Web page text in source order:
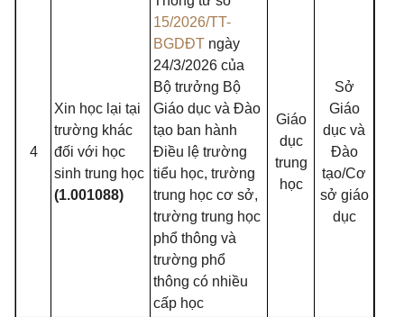
4
Xin học lại tại
trường khác
đối với học
sinh trung học
(1.001088)
15/2026/TT-
BGDĐT ngày
24/3/2026 của
Bộ trưởng Bộ
Giáo dục và Đào
tạo ban hành
Điều lệ trường
tiểu học, trường
trung học cơ sở,
trường trung học
phổ thông và
trường phổ
thông có nhiều
cấp học
Giáo
dục
trung
học
Sở
Giáo
dục và
Đào
tạo/Cơ
sở giáo
dục